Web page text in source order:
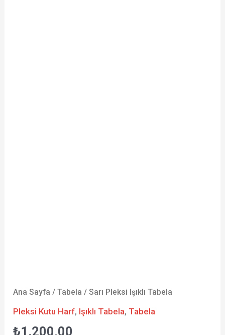
Ana Sayfa /Tabela / Sarı Pleksi Işıklı Tabela
Pleksi Kutu Harf, Işıklı Tabela, Tabela
₺1.200,00